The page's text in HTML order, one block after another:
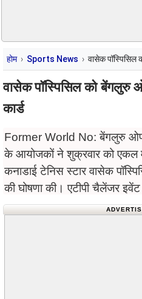
होम Sports News वासेक पॉस्पिसिल
वासेक पॉस्पिसिल को बेंगलुरु
कार्ड
Former World No: बेंगलुरु
के आयोजकों ने शुक्रवार को एकल
कनाडाई टेनिस स्टार वासेक
की घोषणा की। एटीपी चैलेंजर